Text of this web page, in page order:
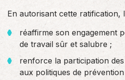
En autorisant cette ratification,
réaffirme son engagement
de travail sûr et salubre ;
renforce la participation
aux politiques de prévention